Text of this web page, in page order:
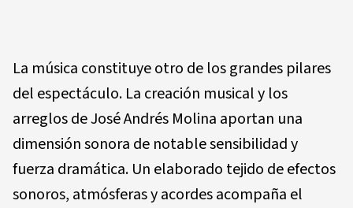
La música constituye otro de los grandes pilares
del espectáculo. La creación musical y los
arreglos de José Andrés Molina aportan una
dimensión sonora de notable sensibilidad y
fuerza dramática. Un elaborado tejido de efectos
sonoros, atmósferas y acordes acompaña el